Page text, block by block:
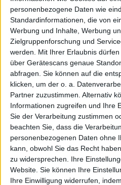
personenbezogene Daten wie
Standardinformationen, die von
Werbung und Inhalte, Werbung
Zielgruppenforschung und
werden.
Mit Ihrer Erlaubnis
über Gerätescans genaue
abfragen. Sie können auf die
klicken, um der o. a.
Partner zuzustimmen. Alternativ
Informationen zugreifen und Ihre
Sie der Verarbeitung zustimmen
beachten Sie, dass die
personenbezogenen Daten ohne
kann, obwohl Sie das Recht
zu widersprechen. Ihre
Website. Sie können Ihre
Ihre Einwilligung widerrufen,